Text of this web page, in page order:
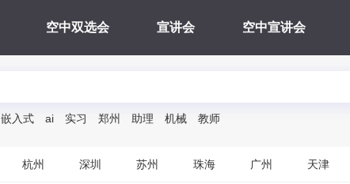
空中双选会 宣讲会 空中宣讲会
嵌入式 ai 实习 郑州 助理 机械 教师
杭州 深圳 苏州 珠海 广州 天津